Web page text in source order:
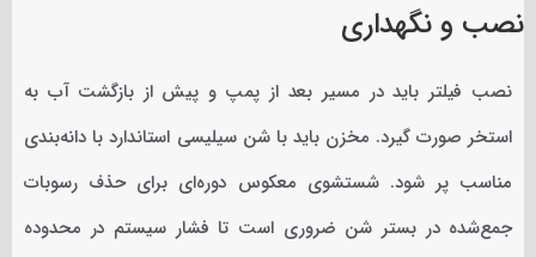
نصب و نگهداری
نصب فیلتر باید در مسیر بعد از پمپ و پیش از بازگشت آب به
استخر صورت گیرد. مخزن باید با شن سیلیسی استاندارد با دانه‌بندی
مناسب پر شود. شستشوی معکوس دوره‌ای برای حذف رسوبات
جمع‌شده در بستر شن ضروری است تا فشار سیستم در محدوده